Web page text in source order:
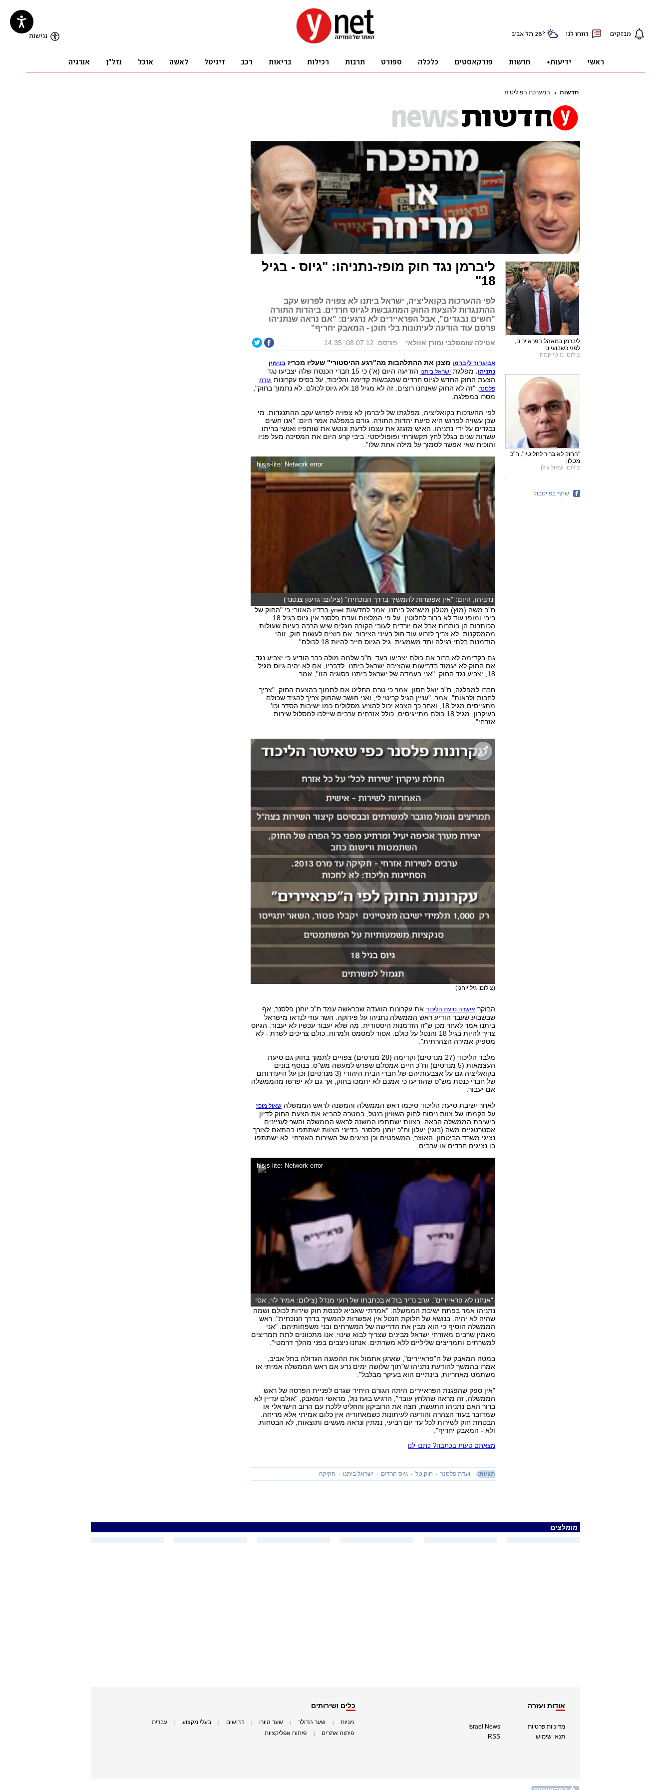
חדשות המערכת הפוליטית
ליברמן נגד חוק מופז-נתניהו: "גיוס - בגיל
18"
לפי ההערכות בקואליציה, ישראל ביתנו לא צפויה לפרוש עקב
ההתנגדות להצעת החוק המתגבשת לגיוס חרדים. ביהדות התורה
"חשים נבגדים", אבל הפראיירים לא נרגעים: "אם נראה שנתניהו
פרסם עוד הודעה לעיתונות בלי תוכן - המאבק יחריף"
אטילה שומפלבי ומורן אזולאי פורסם: 08.07.12, 14:35
אביגדור ליברמן מצנן את ההתלהבות מה"רגע ההיסטורי" שעליו מכריז בנימין
נתניהו. מפלגת ישראל ביתנו
הודיעה היום (א') כי 15 חברי הכנסת שלה יצביעו נגד
הצעת החוק החדש לגיוס חרדים שמגבשות קדימה והליכוד, על בסיס עקרונות ועדת
פלסנר
. "זה לא החוק שאנחנו רוצים. זה לא מגיל 18 ולא גיוס לכולם. לא נתמוך בחוק",
מסרו במפלגה.
לפי ההערכות בקואליציה, מפלגתו של ליברמן לא צפויה לפרוש עקב ההתנגדות. מי
שכן עשויה לפרוש היא סיעת יהדות התורה. גורם במפלגה אמר היום: "אנו חשים
נבגדים על ידי נתניהו. האיש מזגזג את עצמו לדעת ונוטש את שותפיו ואנשי בריתו
עשרות שנים בגלל לחץ תקשורתי ופופוליסטי. ביבי קרע היום את המסיכה מעל פניו
והוכיח שאי אפשר לסמוך על מילה אחת שלו".
hlsjs-lite: Network error
נתניהו, היום: "אין אפשרות להמשיך בדרך הנוכחית" (צילום: גדעון צנטנר)
ח"כ משה (מוץ) מטלון מישראל ביתנו, אמר לחדשות ynet ברדיו האזורי כי "החוק של
הכותרות הן כותרות אבל אם יורדים לעובי הקורה מגלים שיש הרבה בעיות שעולות
מהמסקנות. לא צריך לזרוע עוד חול בעיני הציבור. אם רוצים לעשות חוק, זוהי
הזדמנות בלתי רגילה וחד משמעית. גיל הגיוס חייב להיות 18 לכולם".
גם בקדימה לא ברור אם כולם יצביעו בעד. ח"כ שלמה מולה כבר הודיע כי יצביע נגד,
אם החוק לא יעמוד בדרישות שהציבה ישראל ביתנו. לדבריו, אם לא יהיה גיוס מגיל
18, יצביע נגד החוק. "אני בעמדה של ישראל ביתנו בסוגיה הזו", אמר.
חברו למפלגה, ח"כ יואל חסון, אמר כי טרם החליט אם לתמוך בהצעת החוק. "צריך
לחכות ולראות", אמר, "עניין הגיל קריטי לי, ואני חושב שהחוק צריך להגיד שכולם
מתגייסים מגיל 18, ואחר כך הצבא יכול להציע מסלולים כמו ישיבות הסדר וכו'.
בעיקרון, מגיל 18 כולם מתייגיסים, כולל אזרחים ערבים שיילכו למסלול שירות
אזרחי".
(צילום: גיל יוחנן)
הבוקר אישרה סיעת הליכודאת עקרונות הוועדה שבראשה עמד ח"כ יוחנן פלסנר, אף
שבשבוע שעבר הודיע ראש הממשלה נתניהו על פירוקה. השר עוזי לנדאו מישראל
ביתנו אמר לאחר מכן ש"זו הזדמנות היסטורית. מה שלא יעבור עכשיו לא יעבור. הגיוס
צריך להיות בגיל 18 והנטל על כולם. אסור למסמס ולמרוח. כולם צריכים לשרת - לא
מספיק אמירה הצהרתית".
מלבד הליכוד (27 מנדטים) וקדימה (28 מנדטים) צפויים לתמוך בחוק גם סיעת
העצמאות (5 מנדטים) וח"כ חיים אמסלם שפרש למעשה מש"ס. בנוסף בונים
בקואליציה גם על אצבעותיהם של חברי הבית היהודי (3 מנדטים) וכן על היעדרותם
של חברי כנסת מש"ס שהודיעו כי אמנם לא יתמכו בחוק, אך גם לא יפרשו מהממשלה
אם יעבור.
לאחר ישיבת סיעת הליכוד סיכמו ראש הממשלה והמשנה לראש הממשלה שאול מופז
על הקמתו של צוות ניסוח לחוק השוויון בנטל, במטרה להביא את הצעת החוק לדיון
בישיבת הממשלה הבאה. בצוות ישתתפו המשנה לראש הממשלה והשר לעניינים
אסטרטגיים משה (בוגי) יעלון וח"כ יוחנן פלסנר. בדיוני הצוות ישתתפו בהתאם לצורך
נציגי משרד הביטחון, האוצר, המשפטים וכן נציגים של השירות האזרחי. לא ישתתפו
בו נציגים חרדים או ערבים.
hlsjs-lite: Network error
"אנחנו לא פראיירים". ערב נדיר בת"א בכתבתו של רועי מנדל (צילום: אמיר לוי, אסי
כהן וניצן דרור, כתב: רועי מנדל, עריכה: רובי כהן)
נתניהו אמר בפתח ישיבת הממשלה: "אמרתי שאביא לכנסת חוק שירות לכולם ושמה
שהיה לא יהיה. בנושא של חלוקת הנטל אין אפשרות להמשיך בדרך הנוכחית". ראש
הממשלה הוסיף כי הוא מבין את הדרישה של המשרתים ובני משפחותיהם. "אני
מאמין שרבים מאזרחי ישראל מבינים שצריך לבוא שינוי. אנו מתכוונים לתת תמריצים
למשרתים ותמריצים שליליים ללא משרתים. אנחנו ניצבים בפני מהלך דרמטי".
במטה המאבק של ה"פראיירים", שארגן אתמול את ההפגנה הגדולה בתל אביב,
אמרו בהמשך להודעת נתניהו ש"תוך שלושה ימים נדע אם ראש הממשלה אמיתי או
משתמט מאחריות, בינתיים הוא בעיקר מבלבל".
"אין ספק שהפגנת הפראיירים היתה הגורם היחיד שגרם לפניית הפרסה של ראש
הממשלה, זה מראה שהלחץ עובד", הדגיש בועז נול, מראשי המאבק, "אולם עדיין לא
ברור האם נתניהו התעשת, חצה את הרוביקון והחליט ללכת עם הרוב הישראלי או
שמדובר בעוד הצהרה והודעה לעיתונות כשמאחוריה אין כלום אמיתי אלא מריחה.
הבטחת חוק לשירות לכל עד יום רביעי, נמתין ונראה מעשים ותוצאות, לא הבטחות.
ולא - המאבק יחריף".
מצאתם טעות בכתבה? כתבו לנו
תגיות: ועדת פלסנר חוק טל גיוס חרדים ישראל ביתנו חקיקה
ליברמן במאהל הפראיירים,
לפני כשבועיים
צילום: מוטי קמחי
"החוק לא ברור לחלוטין". ח"כ
מטלון
צילום: שאול גולן
שתף בפייסבוק
מומלצים
אודות ועזרה
מדיניות פרטיות
תנאי שימוש
Israel News
RSS
כלים ושירותים
מניות שער הדולר שער היורו דרושים בעלי מקצוע עברית
פיתוח אתרים פיתוח אפליקציות